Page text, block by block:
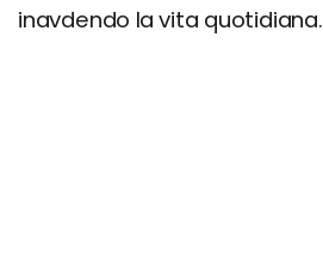
inavdendo la vita quotidiana.